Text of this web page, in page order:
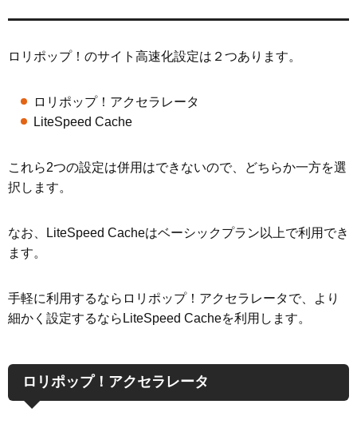
ロリポップ！のサイト高速化設定は２つあります。
ロリポップ！アクセラレータ
LiteSpeed Cache
これら2つの設定は併用はできないので、どちらか一方を選
択します。
なお、LiteSpeed Cacheはベーシックプラン以上で利用でき
ます。
手軽に利用するならロリポップ！アクセラレータで、より
細かく設定するならLiteSpeed Cacheを利用します。
ロリポップ！アクセラレータ